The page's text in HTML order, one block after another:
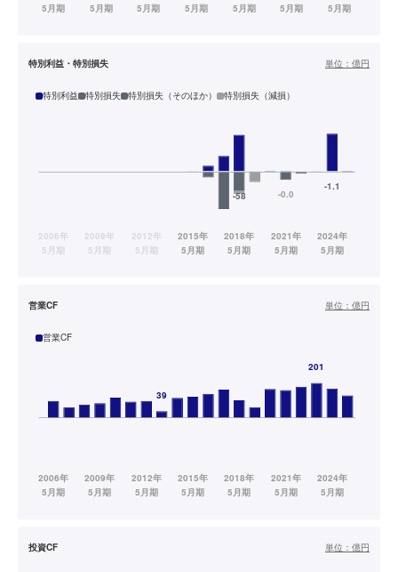
特別利益・特別損失 単位： 億円
特別利益 特別損失 特別損失（そのほか） 特別損失（減損）
営業CF 単位： 億円
営業CF
投資CF 単位： 億円